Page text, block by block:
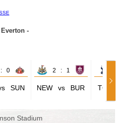
Everton -
0
SUN
2 : 1
NEW vs BUR TOT
Stadium